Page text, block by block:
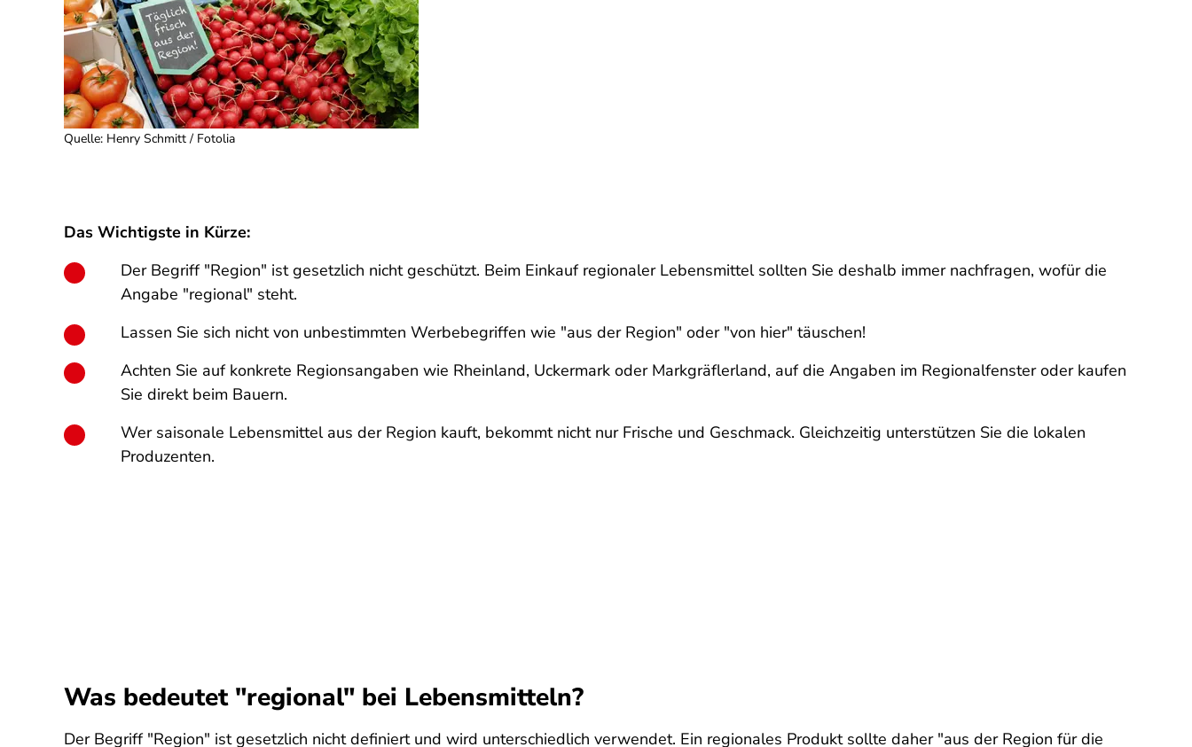
Quelle: Henry Schmitt / Fotolia
Das Wichtigste in Kürze:
Der Begriff "Region" ist gesetzlich nicht geschützt. Beim Einkauf regionaler Lebensmittel sollten Sie deshalb immer nachfragen, wofür die
Angabe "regional" steht.
Lassen Sie sich nicht von unbestimmten Werbebegriffen wie "aus der Region" oder "von hier" täuschen!
Achten Sie auf konkrete Regionsangaben wie Rheinland, Uckermark oder Markgräflerland, auf die Angaben im Regionalfenster oder kaufen
Sie direkt beim Bauern.
Wer saisonale Lebensmittel aus der Region kauft, bekommt nicht nur Frische und Geschmack. Gleichzeitig unterstützen Sie die lokalen
Produzenten.
Was bedeutet "regional" bei Lebensmitteln?
Der Begriff "Region" ist gesetzlich nicht definiert und wird unterschiedlich verwendet. Ein regionales Produkt sollte daher "aus der Region für die